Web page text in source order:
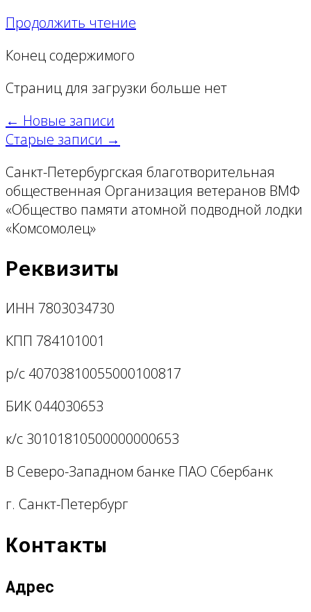
Продолжить чтение
Конец содержимого
Страниц для загрузки больше нет
← Новые записи
Старые записи →
Санкт-Петербургская благотворительная
общественная Организация ветеранов ВМФ
«Общество памяти атомной подводной лодки
«Комсомолец»
Реквизиты
ИНН 7803034730
КПП 784101001
р/с 40703810055000100817
БИК 044030653
к/с 30101810500000000653
В Северо-Западном банке ПАО Сбербанк
г. Санкт-Петербург
Контакты
Адрес